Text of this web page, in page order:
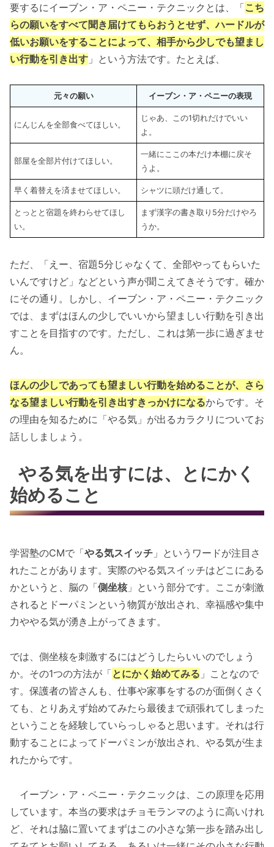
要するにイーブン・ア・ペニー・テクニックとは、「こち
らの願いをすべて聞き届けてもらおうとせず、ハードルが
低いお願いをすることによって、相手から少しでも望まし
い行動を引き出す 」という方法です。たとえば、
元々の願い イーブン・ア・ペニーの表現
にんじんを全部食べてほしい。
じゃあ、この1切れだけでいい
よ。
部屋を全部片付けてほしい。
一緒にここの本だけ本棚に戻そ
うよ。
早く着替えを済ませてほしい。 シャツに頭だけ通して。
とっとと宿題を終わらせてほし
い。
まず漢字の書き取り5分だけやろ
うか。
ただ、「えー、宿題5分じゃなくて、全部やってもらいた
いんですけど」などという声が聞こえてきそうです。確か
にその通り。しかし、イーブン・ア・ペニー・テクニック
では、まずはほんの少しでいいから望ましい行動を引き出
すことを目指すのです。ただし、これは第一歩に過ぎませ
ん。
ほんの少しであっても望ましい行動を始めることが、さら
なる望ましい行動を引き出すきっかけになるからです。そ
の理由を知るために「やる気」が出るカラクリについてお
話ししましょう。
やる気を出すには、とにかく
始めること
学習塾のCMで「やる気スイッチ 」というワードが注目さ
れたことがあります。実際のやる気スイッチはどこにある
かというと、脳の「側坐核」という部分です。ここが刺激
されるとドーパミンという物質が放出され、幸福感や集中
力ややる気が湧き上がってきます。
では、側坐核を刺激するにはどうしたらいいのでしょう
か。その1つの方法が「とにかく始めてみる 」ことなので
す。保護者の皆さんも、仕事や家事をするのが面倒くさく
ても、とりあえず始めてみたら最後まで頑張れてしまった
ということを経験していらっしゃると思います。それは行
動することによってドーパミンが放出され、やる気が生ま
れたからです。
イーブン・ア・ペニー・テクニックは、この原理を応用
しています。本当の要求はチョモランマのように高いけれ
ど、それは脇に置いてまずはこの小さな第一歩を踏み出し